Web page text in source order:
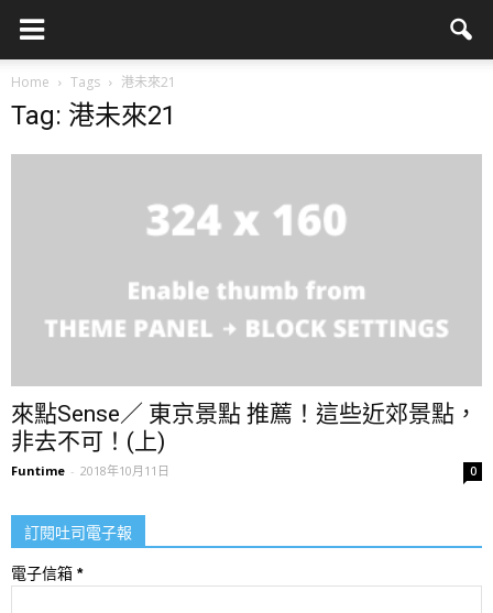
Home Tags 港未來21
Tag: 港未來21
來點Sense／ 東京景點 推薦！這些近郊景點，
非去不可！(上)
Funtime - 2018年10月11日 0
訂閱吐司電子報
電子信箱 *